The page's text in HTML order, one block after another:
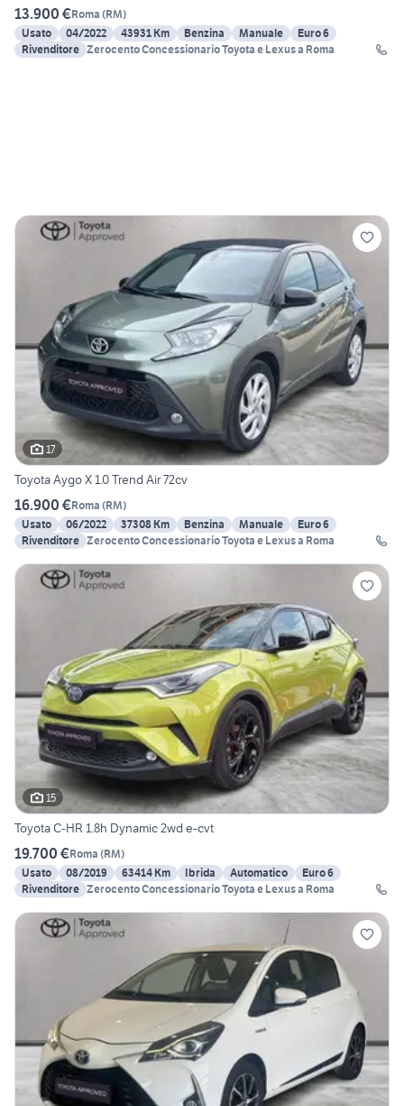
13.900 €Roma (RM)
Usato
04/2022 43931 Km Benzina Manuale
Euro 6
Rivenditore Zerocento Concessionario Toyota e Lexus a Roma
17
Toyota Aygo X 1.0 Trend Air 72cv
16.900 €Roma (RM)
Usato
06/2022 37308 Km Benzina Manuale
Euro 6
Rivenditore Zerocento Concessionario Toyota e Lexus a Roma
15
Toyota C-HR 1.8h Dynamic 2wd e-cvt
19.700 €Roma (RM)
Usato
08/2019 63414 Km Ibrida Automatico
Euro 6
Rivenditore Zerocento Concessionario Toyota e Lexus a Roma